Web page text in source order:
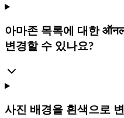
아마존 목록에 대한
변경할 수 있나요?
사진 배경을 흰색으로